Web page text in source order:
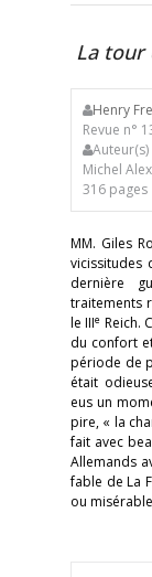
La tour
Henry
Revue n°
Michel
316 pages
MM. Giles
vicissitudes
dernière
traitements
le IIIe Reich.
du confort
période de
était
eus un
pire, « la
fait avec
Allemands
fable de La
ou